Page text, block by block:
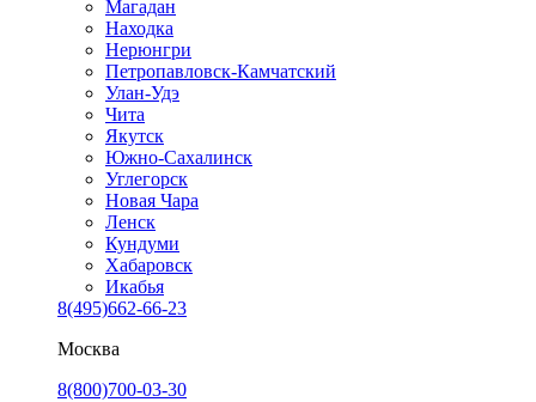
Магадан
Находка
Нерюнгри
Петропавловск-Камчатский
Улан-Удэ
Чита
Якутск
Южно-Сахалинск
Углегорск
Новая Чара
Ленск
Кундуми
Хабаровск
Икабья
8(495)662-66-23
Москва
8(800)700-03-30